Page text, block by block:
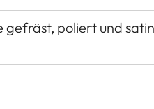
gefräst, poliert und